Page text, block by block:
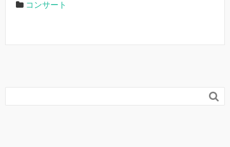
コンサート
